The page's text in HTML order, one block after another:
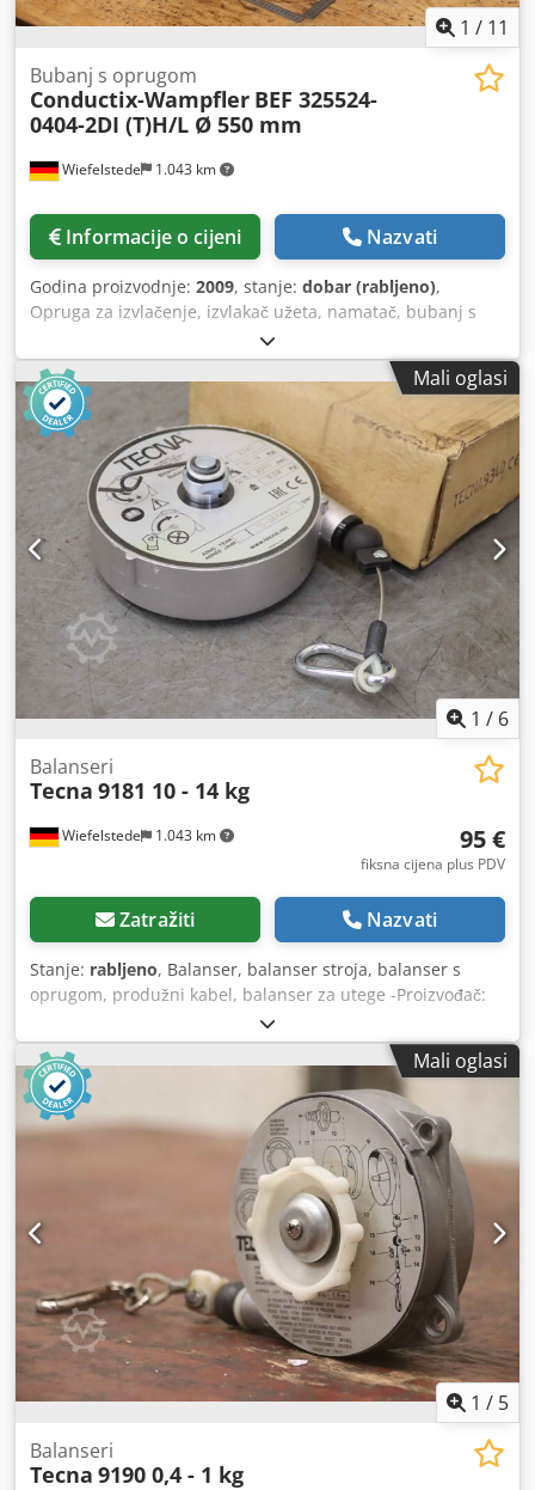
1 / 11
Wiefelstede 1.043 km
Bubanj s oprugom
Conductix-Wampfler BEF 325524-
0404-2DI (T)H/L Ø 550 mm
Informacije o cijeni Nazvati
Godina proizvodnje: 2009, stanje: dobar (rabljeno),
Opruga za izvlačenje, izvlakač užeta, namatač, bubanj s
oprugom za kabele, opružni kabelski bubanj, opružni
bubanj - Proizvođač: Conductix Wampfler, opružni kabelski
bubanj - Tip: BEF 325524-0404-2DI (T)H/L - Struja: 3x25A+PE
- Napon: 415V - Stupanj zaštite: IP65 - Kabel: nije uključen
u isporuku - Dimenzije: Ø 550 x 440 mm Crodpfx Asx R
Svloh Eef - Masa bez tereta: 32 kg
Mali oglasi
1 / 6
Wiefelstede 1.043 km
Balanseri
Tecna 9181 10 - 14 kg
95 €
fiksna cijena plus PDV
Zatražiti Nazvati
Stanje: rabljeno, Balanser, balanser stroja, balanser s
oprugom, produžni kabel, balanser za utege -Proizvođač:
Tecna, opružni balanser tip 9181 u originalnom pakiranju
Codoq Untvjpfx Ah Esrf -Nosivost: 10 - 14 kg -Dužina užeta:
2500 mm -Količina: dostupna su 2x opružna balansera -
Cijena po komadu -Dimenzije kartona: 270/200/100 mm -
Neto težina: 3,8 kg
Mali oglasi
1 / 5
Balanseri
Tecna 9190 0,4 - 1 kg